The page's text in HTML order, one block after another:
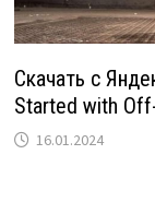
Скачать с
Started with
16.01.2024